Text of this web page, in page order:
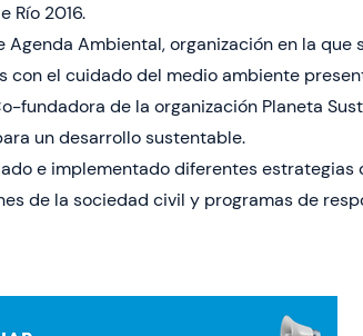
Río 2016.
Agenda Ambiental, organización en la que
con el cuidado del medio ambiente
fundadora de la organización Planeta
un desarrollo sustentable.
e implementado diferentes
de la sociedad civil y programas de